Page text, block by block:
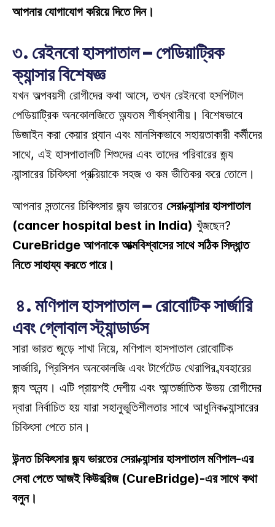
আপনার যোগাযোগ করিয়ে দিতে দিন।
৩. রেইনবো হাসপাতাল – পেডিয়াট্রিক
ক্যান্সার বিশেষজ্ঞ
যখন অল্পবয়সী রোগীদের কথা আসে, তখন রেইনবো হসপিটাল
পেডিয়াট্রিক অনকোলজিতে অন্যতম শীর্ষস্থানীয়। বিশেষভাবে
ডিজাইন করা কেয়ার প্ল্যান এবং মানসিকভাবে সহায়তাকারী কর্মীদের
সাথে, এই হাসপাতালটি শিশুদের এবং তাদের পরিবারের জন্য
ক্যান্সারের চিকিৎসা প্রক্রিয়াকে সহজ ও কম ভীতিকর করে তোলে।
আপনার সন্তানের চিকিৎসার জন্য ভারতের সেরা ক্যান্সার হাসপাতাল
(cancer hospital best in India)
CureBridge আপনাকে আত্মবিশ্বাসের সাথে সঠিক সিদ্ধান্ত
নিতে সাহায্য করতে পারে।
৪. মণিপাল হাসপাতাল – রোবোটিক সার্জারি
এবং গ্লোবাল স্ট্যান্ডার্ডস
সারা ভারত জুড়ে শাখা নিয়ে, মণিপাল হাসপাতাল রোবোটিক
সার্জারি, প্রিসিশন অনকোলজি এবং টার্গেটেড থেরাপির ব্যবহারের
জন্য অনন্য। এটি প্রায়শই দেশীয় এবং আন্তর্জাতিক উভয় রোগীদের
দ্বারা নির্বাচিত হয় যারা সহানুভূতিশীলতার সাথে আধুনিক ক্যান্সারের
চিকিৎসা পেতে চান।
উন্নত চিকিৎসার জন্য ভারতের সেরা ক্যান্সার হাসপাতাল মণিপাল-এর
সেবা পেতে আজই কিউরব্রিজ (CureBridge)-এর সাথে কথা
বলুন।